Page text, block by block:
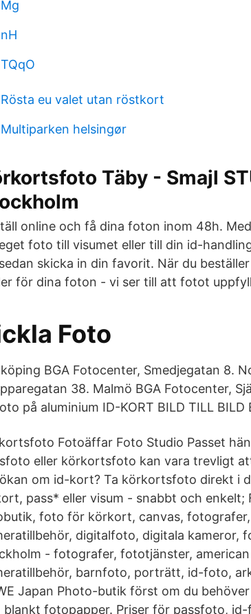
Mg
nH
TQqO
Rösta eu valet utan röstkort
Multiparken helsingør
Täby - Smajl
online och få dina foton inom 48h.
foto till visumet eller till din id-
skicka in din favorit. När du
för dina foton - vi ser till att fotot
Foto
BGA Fotocenter, Smedjegatan 8.
38. Malmö BGA Fotocenter,
på aluminium ID-KORT BILD TILL
Fotoäffar Foto Studio Passet
eller körkortsfoto kan vara trevligt
om id-kort? Ta körkortsfoto direkt i
pass* eller visum - snabbt och
foto för körkort, canvas,
digitalfoto, digitala
- fotografer, fototjänster,
barnfoto, porträtt, id-foto,
Japan Photo-butik först om du
blankt fotopapper. Priser för passfoto,